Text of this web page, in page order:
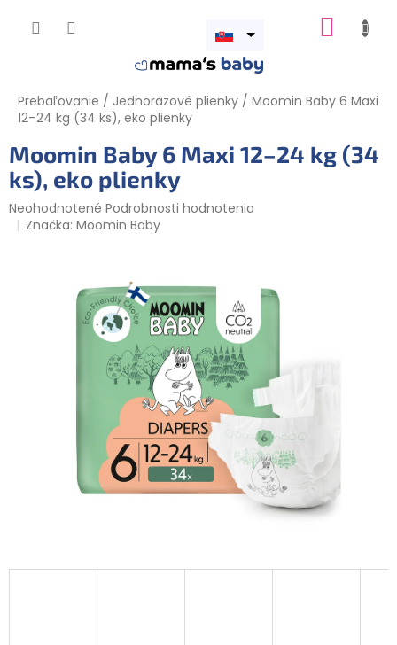
Otvoriť
Prebaľovanie / Jednorazové plienky / Moomin Baby 6 Maxi
12–24 kg (34 ks), eko plienky
Moomin Baby 6 Maxi 12–24 kg (34
ks), eko plienky
Priemerné hodnotenie produktu je 0,0 z 5 hviezdičiek.
Neohodnotené Podrobnosti hodnotenia
Značka:Moomin Baby